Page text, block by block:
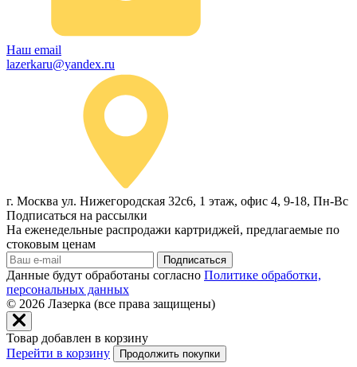
Наш email
lazerkaru@yandex.ru
г. Москва ул. Нижегородская 32с6, 1 этаж, офис 4, 9-18, Пн-Вс
Подписаться на рассылки
На еженедельные распродажи картриджей, предлагаемые по
стоковым ценам
Подписаться
Данные будут обработаны согласно Политике обработки,
персональных данных
© 2026 Лазерка (все права защищены)
Товар добавлен в корзину
Перейти в корзину
Продолжить покупки